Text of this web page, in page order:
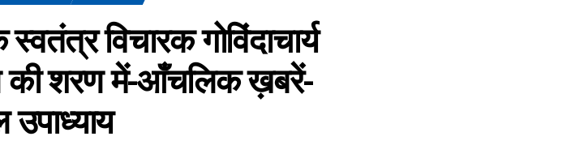
विचारक गोविंदाचार्य
की शरण में-आँचलिक ख़बरें-